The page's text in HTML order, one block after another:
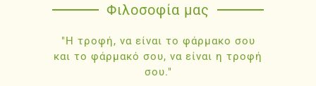
Φιλοσοφία μας
"Η τροφή, να είναι το φάρμακο σου
και το φάρμακό σου, να είναι η τροφή
σου."